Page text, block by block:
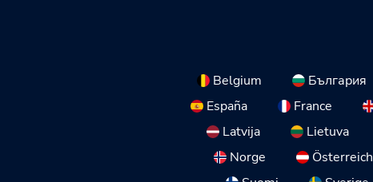
Belgium България
España
France
Latvija
Lietuva
Norge
Österreich